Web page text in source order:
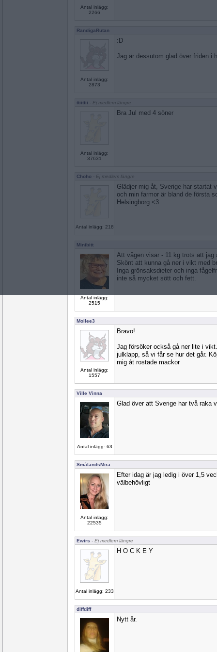
Antal inlägg:
2266
RandigaRutan
Antal inlägg:
2873
:D
Jag är dessutom glad över friden i
ttiittii - Ej medlem längre
Antal inlägg:
37631
Bra Jul med 4 söner
Choho - Ej medlem längre
Antal inlägg: 218
Glädjer mig åt, Sverige har startat
och min farmor är bland de första
Helsingborg <3.
Minibitt
Antal inlägg:
2515
Att vågen visar - 11 kg trots att jag
Skönt att kunna gå ner i vikt med
Inga grönsaksdieter och inga
inte så mycket sött och fett.
Mollee3
Antal inlägg:
1557
Bravo!
Jag försöker också gå ner lite i
julklapp, så vi får se hur det går.
mig åt rostade mackor
Ville Vinna
Antal inlägg: 63
Glad över att Sverige har två raka
SmålandsMira
Antal inlägg:
22535
Efter idag är jag ledig i över 1,5
välbehövligt
Ewirs - Ej medlem längre
Antal inlägg: 233
H O C K E Y
diffdiff
Nytt år.